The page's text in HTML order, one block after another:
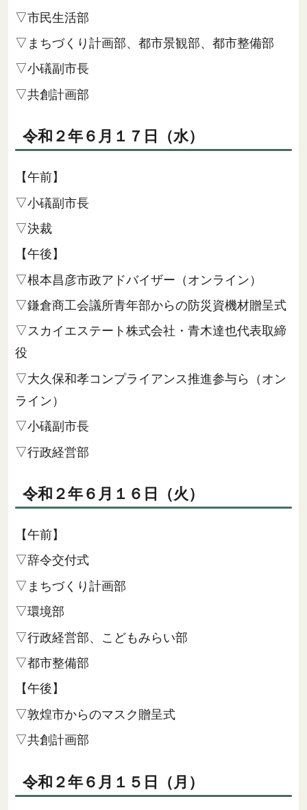
▽市民生活部
▽まちづくり計画部、都市景観部、都市整備部
▽小礒副市長
▽共創計画部
令和２年６月１７日（水）
【午前】
▽小礒副市長
▽決裁
【午後】
▽根本昌彦市政アドバイザー（オンライン）
▽鎌倉商工会議所青年部からの防災資機材贈呈式
▽スカイエステート株式会社・青木達也代表取締
役
▽大久保和孝コンプライアンス推進参与ら（オン
ライン）
▽小礒副市長
▽行政経営部
令和２年６月１６日（火）
【午前】
▽辞令交付式
▽まちづくり計画部
▽環境部
▽行政経営部、こどもみらい部
▽都市整備部
【午後】
▽敦煌市からのマスク贈呈式
▽共創計画部
令和２年６月１５日（月）